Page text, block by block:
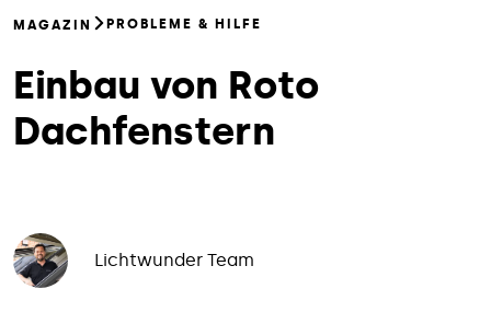
MAGAZIN PROBLEME & HILFE
Einbau von Roto
Dachfenstern
Lichtwunder Team